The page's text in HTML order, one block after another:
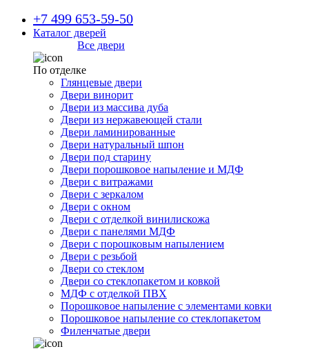
+7 499 653-59-50
Каталог дверей
Все двери
По отделке
Глянцевые двери
Двери винорит
Двери из массива дуба
Двери из нержавеющей стали
Двери ламинированные
Двери натуральный шпон
Двери под старину
Двери порошковое напыление и МДФ
Двери с витражами
Двери с зеркалом
Двери с окном
Двери с отделкой винилискожа
Двери с панелями МДФ
Двери с порошковым напылением
Двери с резьбой
Двери со стеклом
Двери со стеклопакетом и ковкой
МДФ с отделкой ПВХ
Порошковое напыление с элементами ковки
Порошковое напыление со стеклопакетом
Филенчатые двери